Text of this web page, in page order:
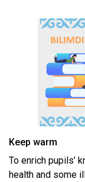
Keep warm
To enrich pupils’
health and some